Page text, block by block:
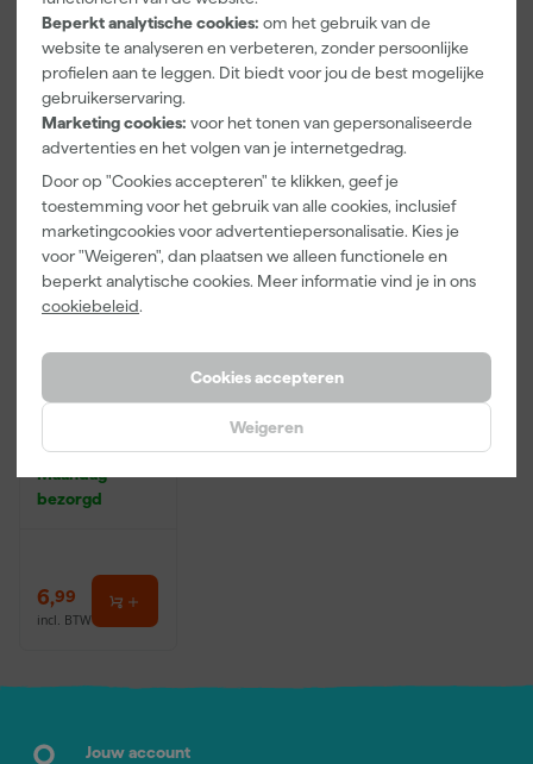
Beperkt analytische cookies: om het gebruik van de
website te analyseren en verbeteren, zonder persoonlijke
profielen aan te leggen. Dit biedt voor jou de best mogelijke
gebruikerservaring.
Marketing cookies: voor het tonen van gepersonaliseerde
advertenties en het volgen van je internetgedrag.
Door op "Cookies accepteren" te klikken, geef je
toestemming voor het gebruik van alle cookies, inclusief
marketingcookies voor advertentiepersonalisatie. Kies je
voor "Weigeren", dan plaatsen we alleen functionele en
beperkt analytische cookies. Meer informatie vind je in ons
cookiebeleid.
Cookies accepteren
Weigeren
3,99
incl. BTW
2 ,99
Adviesprijs 31,89
20,73
Onze Top 10
Rilly Multi
Maandag
bezorgd
6,99
incl. BTW
Jouw account